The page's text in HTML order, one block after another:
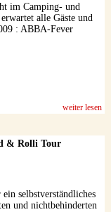
im Camping- und
alle Gäste und
: ABBA-Fever
weiter lesen
& Rolli Tour
selbstverständliches
und nichtbehinderten